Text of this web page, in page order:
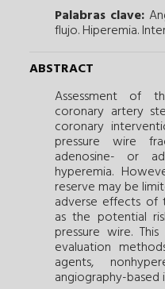
Palabras clave:
flujo.Hiperemia.
ABSTRACT
Assessment of
coronary artery
coronary
pressure wire
adenosine- or
hyperemia.
reserve may be
adverse effects of
as the potential
pressure wire.
evaluation
agents,
angiography-based